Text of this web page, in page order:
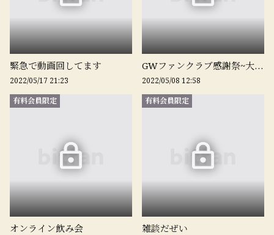
緊急で動画回してます
2022/05/17 21:23
GWファンクラブ感謝祭~大抽選会~
2022/05/08 12:58
有料会員限定
オンライン飲み会
有料会員限定
雑談だぜい